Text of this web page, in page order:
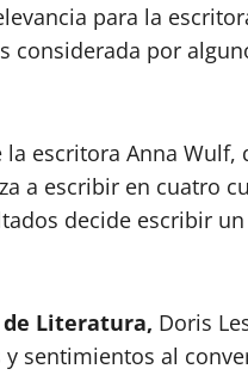
para la
considerada por
escritora Anna
a escribir en cuatro
decide escribir
Literatura, Doris
sentimientos al